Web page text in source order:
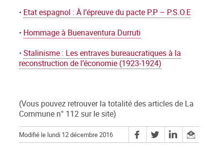
• Etat espagnol : À l’épreuve du pacte P.P – P.S.O.E
• Hommage à Buenaventura Durruti
•Stalinisme : Les entraves bureaucratiques à la
reconstruction de l’économie (1923-1924)
(Vous pouvez retrouver la totalité des articles de La
Commune n° 112 sur le site)
Modifié le lundi 12 décembre 2016